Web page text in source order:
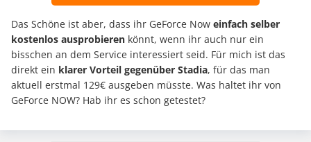
Das Schöne ist aber, dass ihr GeForce Now einfach selber
kostenlos ausprobieren könnt, wenn ihr auch nur ein
bisschen an dem Service interessiert seid. Für mich ist das
direkt ein klarer Vorteil gegenüber Stadia, für das man
aktuell erstmal 129€ ausgeben müsste. Was haltet ihr von
GeForce NOW? Hab ihr es schon getestet?